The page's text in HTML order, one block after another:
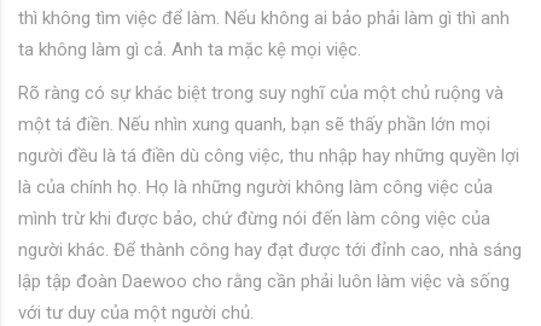
thì không tìm việc để làm. Nếu không ai bảo phải làm gì thì anh
ta không làm gì cả. Anh ta mặc kệ mọi việc.
Rõ ràng có sự khác biệt trong suy nghĩ của một chủ ruộng và
một tá điền. Nếu nhìn xung quanh, bạn sẽ thấy phần lớn mọi
người đều là tá điền dù công việc, thu nhập hay những quyền lợi
là của chính họ. Họ là những người không làm công việc của
mình trừ khi được bảo, chứ đừng nói đến làm công việc của
người khác. Để thành công hay đạt được tới đỉnh cao, nhà sáng
lập tập đoàn Daewoo cho rằng cần phải luôn làm việc và sống
với tư duy của một người chủ.